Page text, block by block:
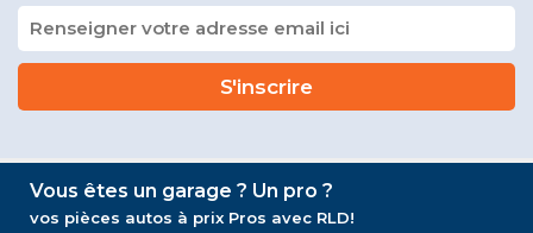
Vous êtes un garage ? Un pro ?
vos pièces autos à prix Pros avec RLD!